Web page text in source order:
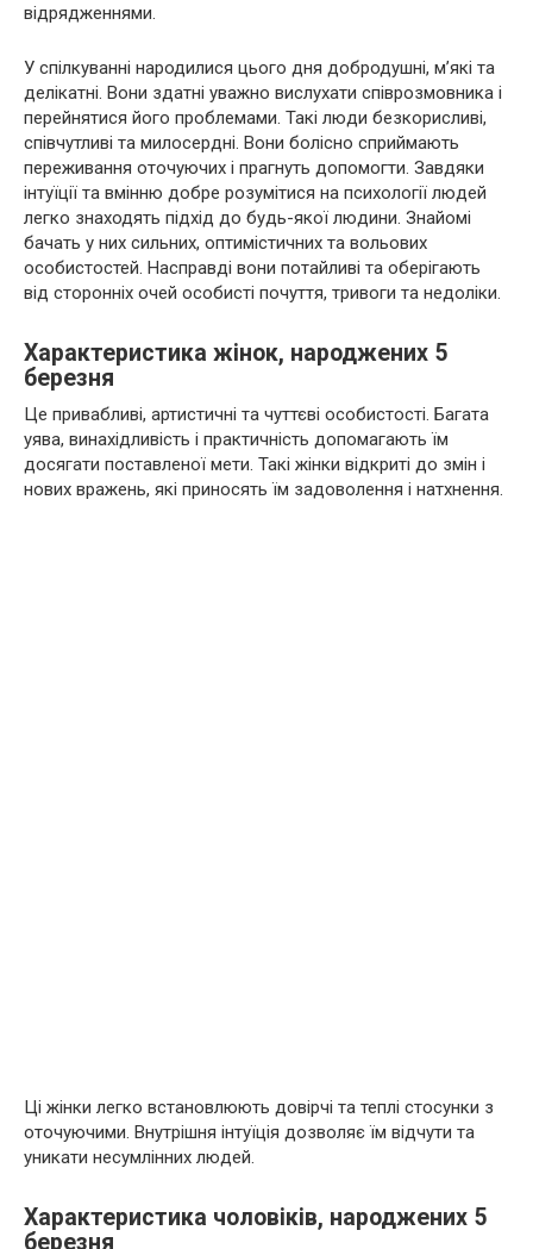
відрядженнями.
У спілкуванні народилися цього дня добродушні, м’які та
делікатні. Вони здатні уважно вислухати співрозмовника і
перейнятися його проблемами. Такі люди безкорисливі,
співчутливі та милосердні. Вони болісно сприймають
переживання оточуючих і прагнуть допомогти. Завдяки
інтуїції та вмінню добре розумітися на психології людей
легко знаходять підхід до будь-якої людини. Знайомі
бачать у них сильних, оптимістичних та вольових
особистостей. Насправді вони потайливі та оберігають
від сторонніх очей особисті почуття, тривоги та недоліки.
Характеристика жінок, народжених 5
березня
Це привабливі, артистичні та чуттєві особистості. Багата
уява, винахідливість і практичність допомагають їм
досягати поставленої мети. Такі жінки відкриті до змін і
нових вражень, які приносять їм задоволення і натхнення.
Ці жінки легко встановлюють довірчі та теплі стосунки з
оточуючими. Внутрішня інтуїція дозволяє їм відчути та
уникати несумлінних людей.
Характеристика чоловіків, народжених 5
березня